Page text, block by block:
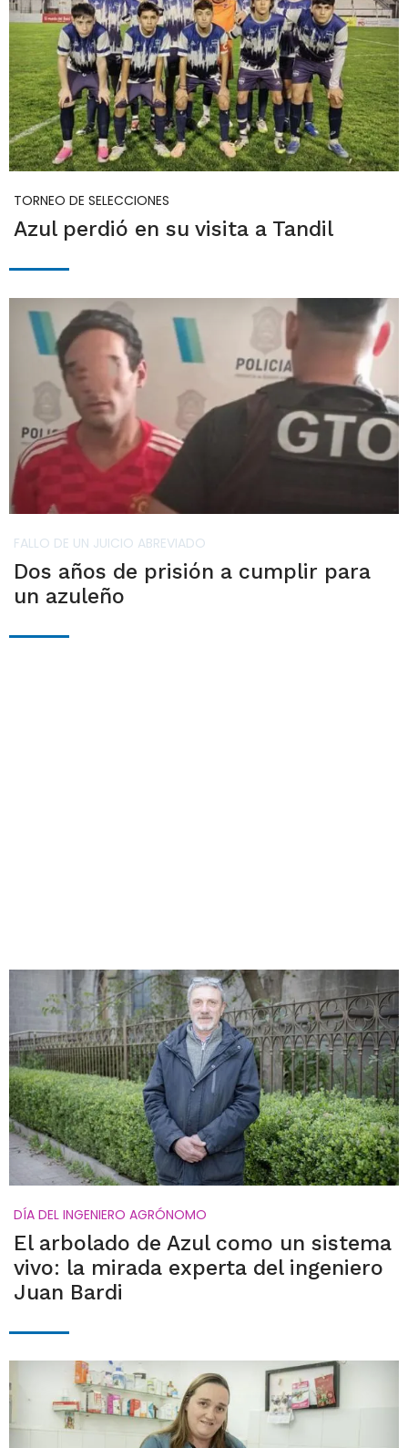
TORNEO DE SELECCIONES
Azul perdió en su visita a Tandil
FALLO DE UN JUICIO ABREVIADO
Dos años de prisión a cumplir para
un azuleño
DÍA DEL INGENIERO AGRÓNOMO
El arbolado de Azul como un sistema
vivo: la mirada experta del ingeniero
Juan Bardi